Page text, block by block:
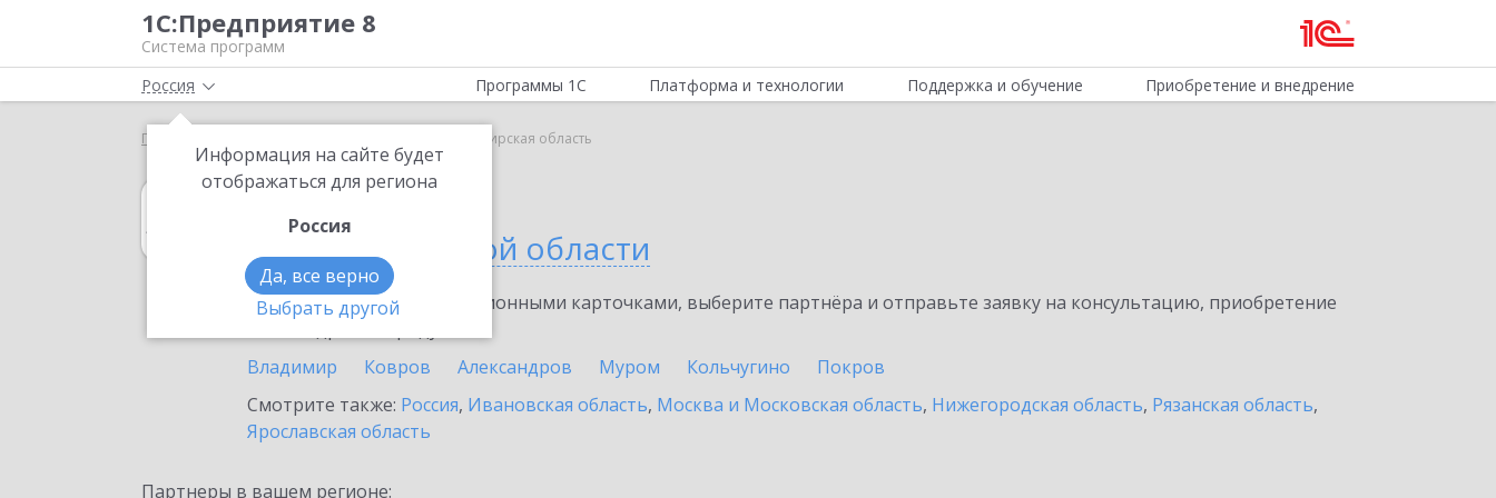
1С:Предприятие 8
Система программ
Россия
Информация на сайте будет
отображаться для региона
Россия
Да, все верно
Выбрать другой
Программы 1С Платформа и технологии Поддержка и обучение Приобретение и внедрение
Главная Владимирская область
1С:Архив
во Владимирской области
Ознакомьтесь с информационными карточками, выберите партнёра и отправьте заявку на консультацию, приобретение
Владимир
Ковров Александров Муром Кольчугино
Покров
Смотрите также: Россия, Ивановская область, Москва и Московская область, Нижегородская область, Рязанская область,
Ярославская область
Партнеры в вашем регионе: